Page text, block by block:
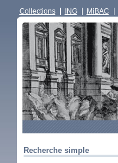
Collections ING MiBAC
Recherche simple